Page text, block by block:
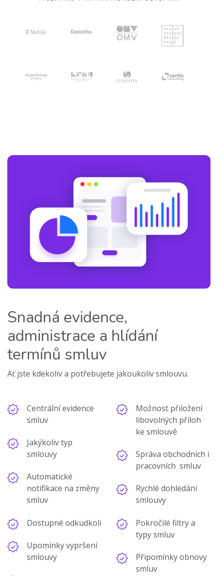
Snadná evidence,
administrace a hlídání
termínů smluv
Ať jste kdekoliv a potřebujete jakoukoliv smlouvu.
Centrální evidence
smluv
Jakýkoliv typ
smlouvy
Automatické
notifikace na změny
smluv
Dostupné odkudkoli
Upomínky vypršení
smlouvy
Možnost přiložení
libovolných příloh
ke smlouvě
Správa obchodních i
pracovních smluv
Rychlé dohledání
smlouvy
Pokročilé filtry a
typy smluv
Připomínky obnovy
smluv